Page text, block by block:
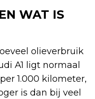
WAT IS
olieverbruik
A1 ligt normaal
1.000 kilometer,
is dan bij veel